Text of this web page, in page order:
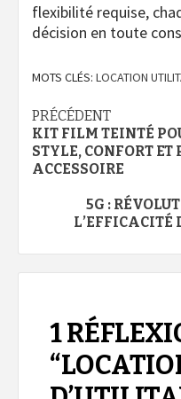
flexibilité requise,
décision en toute
MOTS CLÉS: LOCATION
Navigation
d’article
PRÉCÉDENT
KIT FILM TEINTÉ
STYLE, CONFORT ET
ACCESSOIRE
5G :
1
“